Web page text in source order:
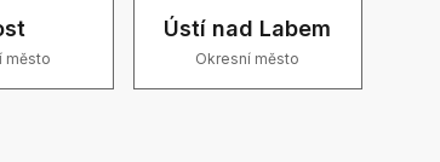
město
Ústí nad Labem
Okresní město